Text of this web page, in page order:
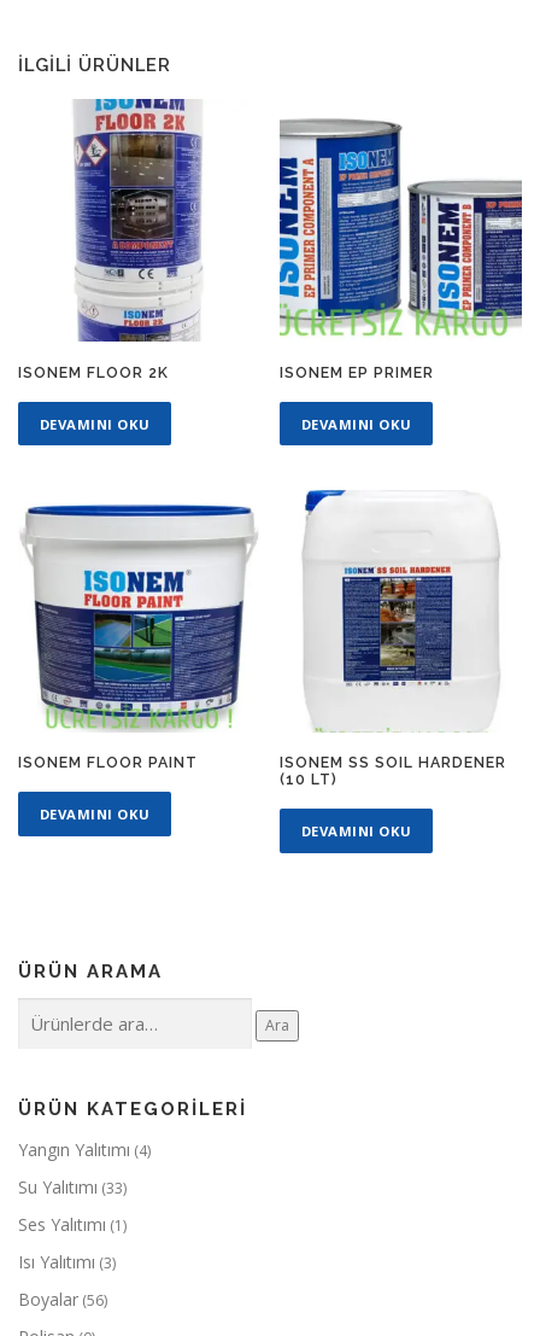
İLGILI ÜRÜNLER
ISONEM FLOOR 2K
DEVAMINI OKU
ISONEM EP PRIMER
DEVAMINI OKU
ISONEM FLOOR PAINT
DEVAMINI OKU
ISONEM SS SOIL HARDENER
(10 LT)
DEVAMINI OKU
ÜRÜN ARAMA
Ara
ÜRÜN KATEGORILERI
Yangın Yalıtımı (4)
Su Yalıtımı (33)
Ses Yalıtımı (1)
Isı Yalıtımı (3)
Boyalar (56)